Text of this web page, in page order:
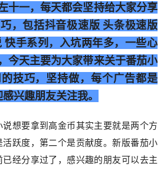
十一，每天都会坚持给大家分享
，包括抖音极速版 头条极速版
快手系列，入坑两年多，一些心
今天主要为大家带来关于番茄小
技巧，坚持做，每个广告都是
兴趣朋友关注我。
想要拿到高金币其实主要就是两个方
跃度，第二个是贡献度。新版番茄小
经分享过了，感兴趣的朋友可以去主